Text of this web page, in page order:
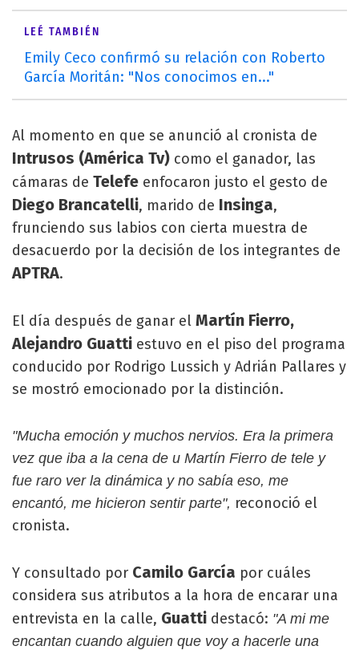
LEÉ TAMBIÉN
Emily Ceco confirmó su relación con Roberto
García Moritán: "Nos conocimos en..."
Al momento en que se anunció al cronista de
Intrusos (América Tv) como el ganador, las
cámaras de Telefe enfocaron justo el gesto de
Diego Brancatelli, marido de Insinga,
frunciendo sus labios con cierta muestra de
desacuerdo por la decisión de los integrantes de
APTRA.
El día después de ganar el Martín Fierro,
Alejandro Guatti estuvo en el piso del programa
conducido por Rodrigo Lussich y Adrián Pallares y
se mostró emocionado por la distinción.
"Mucha emoción y muchos nervios. Era la primera
vez que iba a la cena de u Martín Fierro de tele y
fue raro ver la dinámica y no sabía eso, me
encantó, me hicieron sentir parte", reconoció el
cronista.
Y consultado por Camilo García por cuáles
considera sus atributos a la hora de encarar una
entrevista en la calle, Guatti destacó: "A mi me
encantan cuando alguien que voy a hacerle una